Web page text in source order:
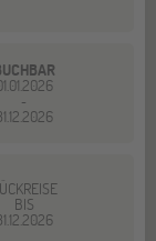
-
BIS